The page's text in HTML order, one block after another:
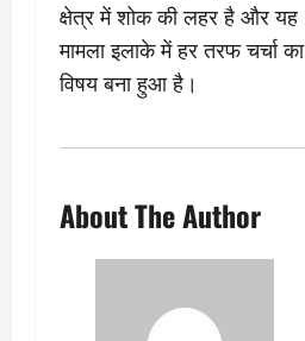
क्षेत्र में शोक की लहर है और यह
मामला इलाके में हर तरफ चर्चा का
विषय बना हुआ है।
About The Author